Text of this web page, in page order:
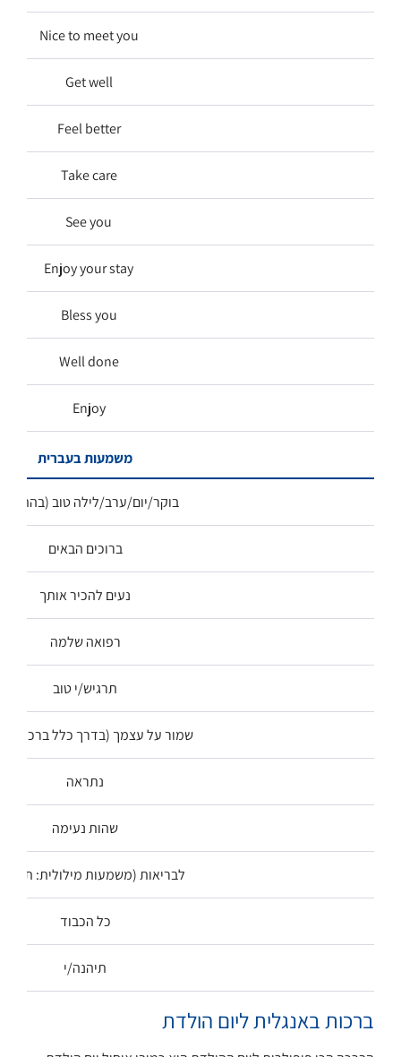
Nice to meet you
Get well
Feel better
Take care
See you
Enjoy your stay
Bless you
Well done
Enjoy
משמעות בעברית
בוקר/יום/ערב/לילה טוב
ברוכים הבאים
נעים להכיר אותך
רפואה שלמה
תרגיש/י טוב
שמור על עצמך (בדרך כלל ברכת
נתראה
שהות נעימה
לבריאות (משמעות מילולית:
כל הכבוד
תיהנה/י
ברכות באנגלית ליום הולדת